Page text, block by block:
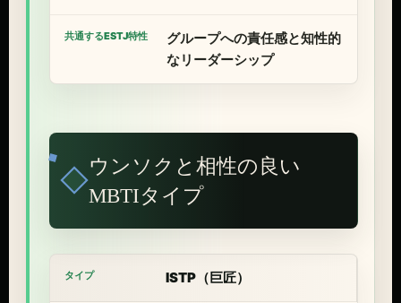
グループへの責任感と知性的
なリーダーシップ
ウンソクと相性の良い
MBTIタイプ
ISTP（巨匠）